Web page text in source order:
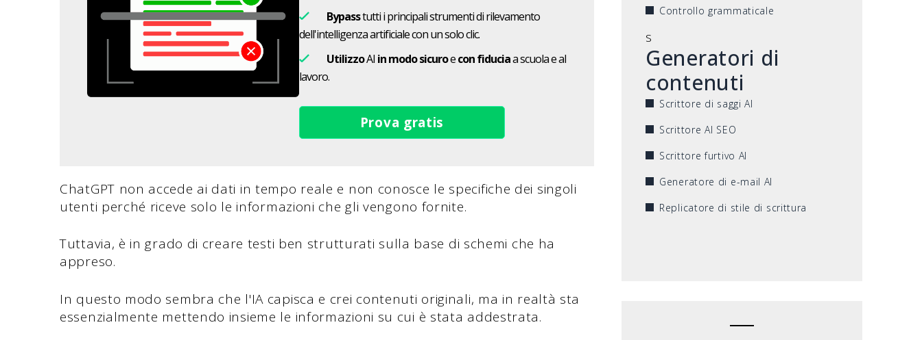
Bypasstutti i principali strumenti di rilevamento
dell'intelligenza artificiale con un solo clic.
UtilizzoAI in modo sicuroecon fiduciaa scuola e al
lavoro.
Prova gratis
ChatGPT non accede ai dati in tempo reale e non conosce le specifiche dei singoli
utenti perché riceve solo le informazioni che gli vengono fornite.
Tuttavia, è in grado di creare testi ben strutturati sulla base di schemi che ha
appreso.
In questo modo sembra che l'IA capisca e crei contenuti originali, ma in realtà sta
essenzialmente mettendo insieme le informazioni su cui è stata addestrata.
Controllo grammaticale
s
Generatori di
contenuti
Scrittore di saggi AI
Scrittore AI SEO
Scrittore furtivo AI
Generatore di e-mail AI
Replicatore di stile di scrittura